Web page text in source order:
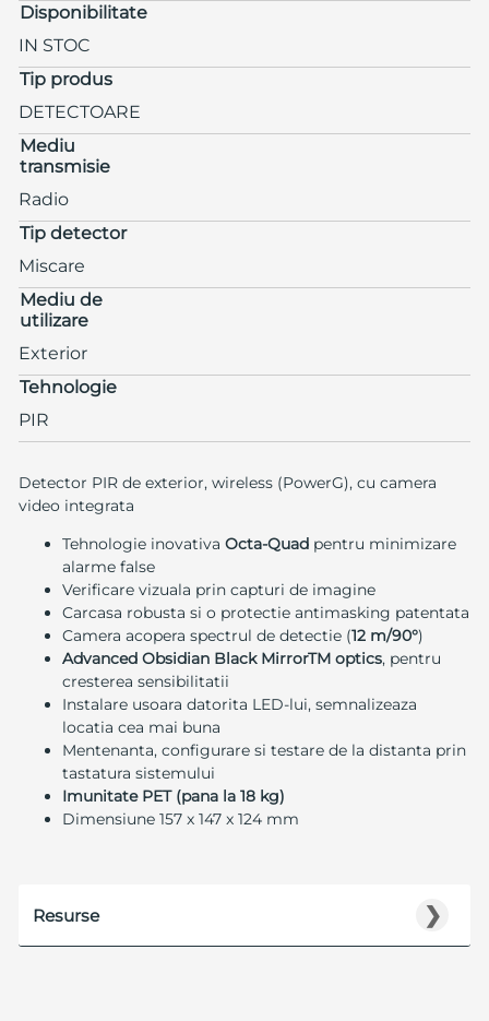
Disponibilitate
IN STOC
Tip produs
DETECTOARE
Mediu
transmisie
Radio
Tip detector
Miscare
Mediu de
utilizare
Exterior
Tehnologie
PIR
Detector PIR de exterior, wireless (PowerG), cu camera
video integrata
Tehnologie inovativa Octa-Quadpentru minimizare
alarme false
Verificare vizuala prin capturi de imagine
Carcasa robusta si o protectie antimasking patentata
Camera acopera spectrul de detectie (12 m/90°)
Advanced Obsidian Black MirrorTM optics, pentru
cresterea sensibilitatii
Instalare usoara datorita LED-lui, semnalizeaza
locatia cea mai buna
Mentenanta, configurare si testare de la distanta prin
tastatura sistemului
Imunitate PET (pana la 18 kg)
Dimensiune 157 x 147 x 124 mm
❯
Resurse